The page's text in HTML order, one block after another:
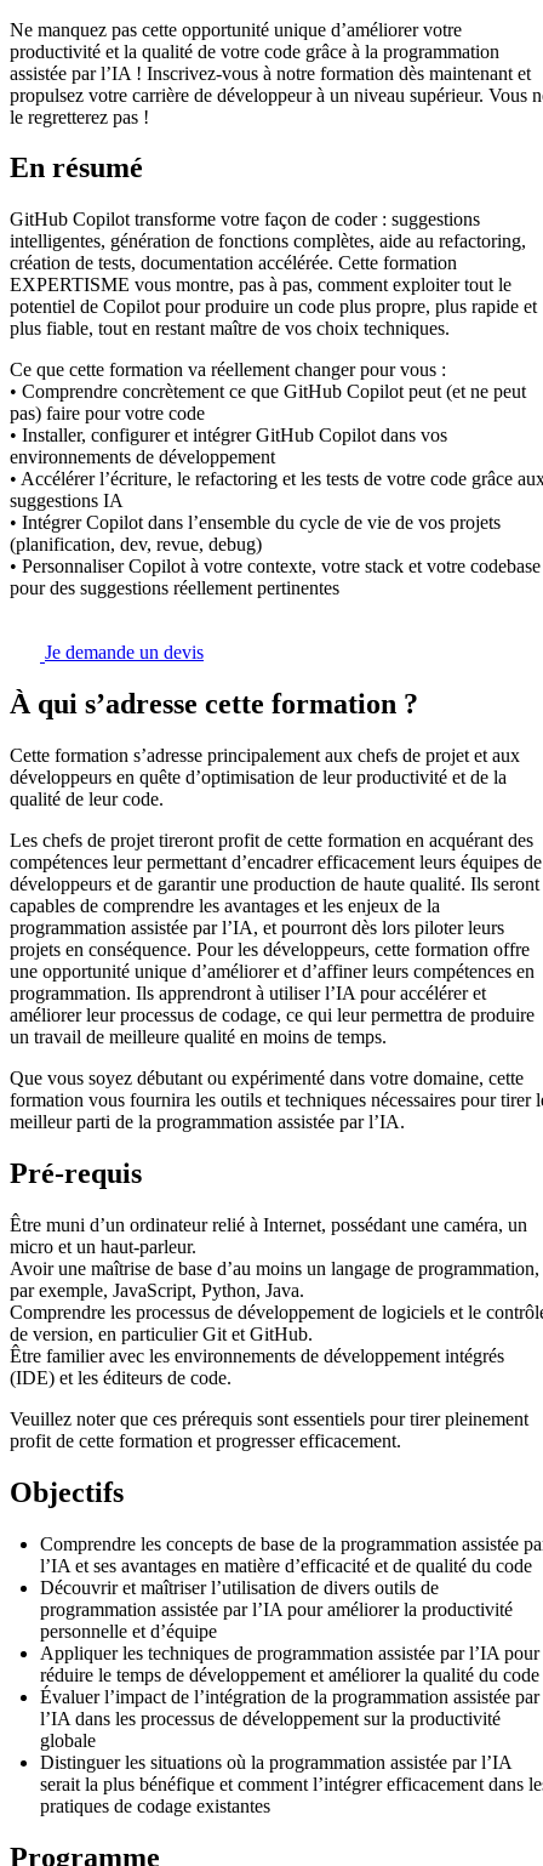
Ne manquez pas cette opportunité unique d’améliorer votre
productivité et la qualité de votre code grâce à la programmation
assistée par l’IA ! Inscrivez-vous à notre formation dès maintenant et
propulsez votre carrière de développeur à un niveau supérieur. Vous
le regretterez pas !
En résumé
GitHub Copilot transforme votre façon de coder : suggestions
intelligentes, génération de fonctions complètes, aide au refactoring,
création de tests, documentation accélérée. Cette formation
EXPERTISME vous montre, pas à pas, comment exploiter tout le
potentiel de Copilot pour produire un code plus propre, plus rapide et
plus fiable, tout en restant maître de vos choix techniques.
Ce que cette formation va réellement changer pour vous :
• Comprendre concrètement ce que GitHub Copilot peut (et ne peut
pas) faire pour votre code
• Installer, configurer et intégrer GitHub Copilot dans vos
environnements de développement
• Accélérer l’écriture, le refactoring et les tests de votre code grâce
suggestions IA
• Intégrer Copilot dans l’ensemble du cycle de vie de vos projets
(planification, dev, revue, debug)
• Personnaliser Copilot à votre contexte, votre stack et votre codebase
pour des suggestions réellement pertinentes
Je demande un devis
À qui s’adresse cette formation ?
Cette formation s’adresse principalement aux chefs de projet et aux
développeurs en quête d’optimisation de leur productivité et de la
qualité de leur code.
Les chefs de projet tireront profit de cette formation en acquérant des
compétences leur permettant d’encadrer efficacement leurs équipes de
développeurs et de garantir une production de haute qualité. Ils seront
capables de comprendre les avantages et les enjeux de la
programmation assistée par l’IA, et pourront dès lors piloter leurs
projets en conséquence. Pour les développeurs, cette formation offre
une opportunité unique d’améliorer et d’affiner leurs compétences en
programmation. Ils apprendront à utiliser l’IA pour accélérer et
améliorer leur processus de codage, ce qui leur permettra de produire
un travail de meilleure qualité en moins de temps.
Que vous soyez débutant ou expérimenté dans votre domaine, cette
formation vous fournira les outils et techniques nécessaires pour tirer
meilleur parti de la programmation assistée par l’IA.
Pré-requis
Être muni d’un ordinateur relié à Internet, possédant une caméra, un
micro et un haut-parleur.
Avoir une maîtrise de base d’au moins un langage de programmation,
par exemple, JavaScript, Python, Java.
Comprendre les processus de développement de logiciels et le
de version, en particulier Git et GitHub.
Être familier avec les environnements de développement intégrés
(IDE) et les éditeurs de code.
Veuillez noter que ces prérequis sont essentiels pour tirer pleinement
profit de cette formation et progresser efficacement.
Objectifs
Comprendre les concepts de base de la programmation assistée
l’IA et ses avantages en matière d’efficacité et de qualité du code
Découvrir et maîtriser l’utilisation de divers outils de
programmation assistée par l’IA pour améliorer la productivité
personnelle et d’équipe
Appliquer les techniques de programmation assistée par l’IA pour
réduire le temps de développement et améliorer la qualité du code
Évaluer l’impact de l’intégration de la programmation assistée par
l’IA dans les processus de développement sur la productivité
globale
Distinguer les situations où la programmation assistée par l’IA
serait la plus bénéfique et comment l’intégrer efficacement dans
pratiques de codage existantes
Programme